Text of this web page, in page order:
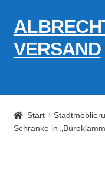
Zur
Navigation
springen
Zum
Inhalt
springen
VERSAND
Zahlungsarten
AGB
Start
Schranke in